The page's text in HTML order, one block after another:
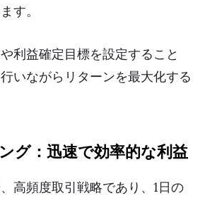
す。
利益確定目標を設定すること
いながらリターンを最大化する
グ：迅速で効率的な利益
高頻度取引戦略であり、1日の